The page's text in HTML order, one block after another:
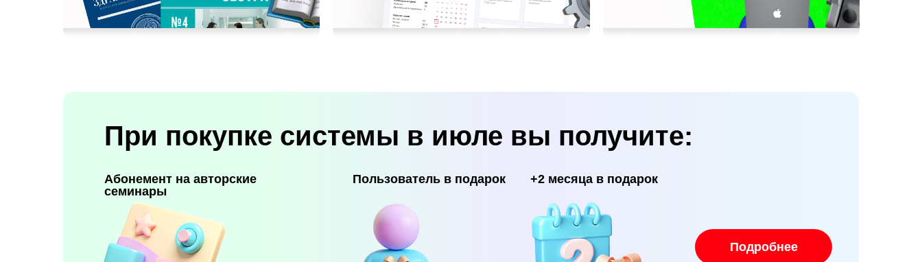
При покупке системы в июле вы получите:
Абонемент на авторские
семинары
Пользователь в подарок +2 месяца в подарок
Подробнее